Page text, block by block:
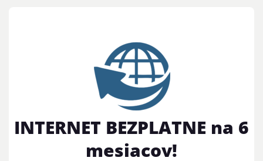
INTERNET BEZPLATNE na 6
mesiacov!